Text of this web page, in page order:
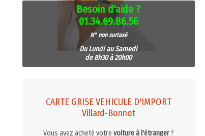
Besoin d'aide ?
01.34.69.86.56
N° non surtaxé
Du Lundi au Samedi
de 8h30 à 20h00
CARTE GRISE VEHICULE D'IMPORT
Villard-Bonnot
Vous avez acheté votre voiture à l'étranger?